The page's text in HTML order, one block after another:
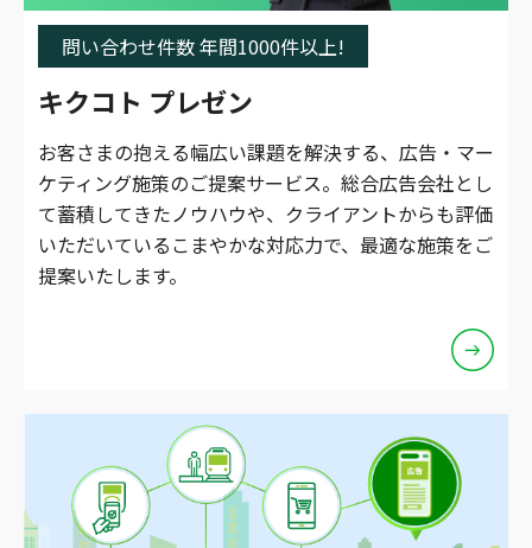
問い合わせ件数 年間1000件以上!
キクコト プレゼン
お客さまの抱える幅広い課題を解決する、広告・マー
ケティング施策のご提案サービス。総合広告会社とし
て蓄積してきたノウハウや、クライアントからも評価
いただいているこまやかな対応力で、最適な施策をご
提案いたします。